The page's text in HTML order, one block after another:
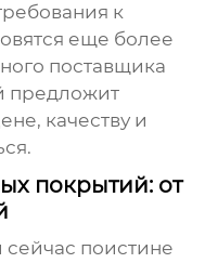
к
еще более
поставщика
предложит
качеству и
покрытий: от
поистине